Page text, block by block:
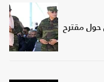
حول مقترح